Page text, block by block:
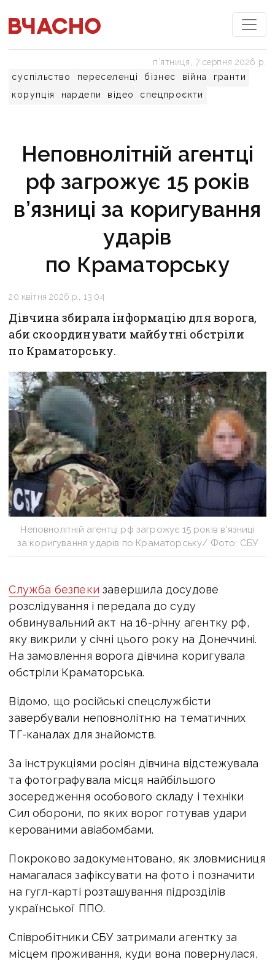
суспільство переселенці бізнес війна
гранти
корупція
нардепи відео спецпроєкти
пʼятниця, 7 серпня 2026 р.
Неповнолітній агентці
рф загрожує 15 років
в’язниці за коригування
ударів
по Краматорську
20 квітня 2026 р., 13:04
Дівчина збирала інформацію для ворога,
аби скоординувати майбутні обстріли
по Краматорську.
Неповнолітній агентці рф загрожує 15 років в'язниці
за коригування ударів по Краматорську/ Фото: СБУ
Служба безпеки завершила досудове
розслідування і передала до суду
обвинувальний акт на 16-річну агентку рф,
яку викрили у січні цього року на Донеччині.
На замовлення ворога дівчина коригувала
обстріли Краматорська.
Відомо, що російські спецслужбісти
завербували неповнолітню на тематичних
ТГ-каналах для знайомств.
За інструкціями росіян дівчина відстежувала
та фотографувала місця найбільшого
зосередження особового складу і техніки
Сил оборони, по яких ворог готував удари
керованими авіабомбами.
Покроково задокументовано, як зловмисниця
намагалася зафіксувати на фото і позначити
на гугл-карті розташування підрозділів
української ППО.
Співробітники СБУ затримали агентку за
місцем проживання, куди вона повернулася,